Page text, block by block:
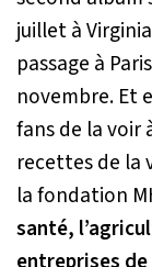
juillet à
passage à
novembre. Et
fans de la voir
recettes de la
la fondation
santé,